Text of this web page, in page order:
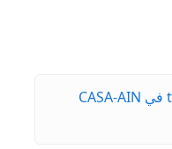
وظيفة technicien maintenance في CASA-AIN